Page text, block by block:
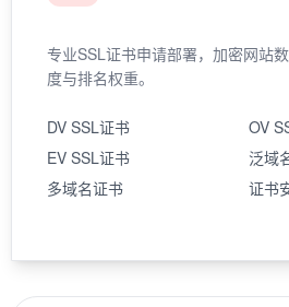
专业SSL证书申请部署，加密网站
度与排名权重。
DV SSL证书
OV
EV SSL证书
泛域
多域名证书
证书